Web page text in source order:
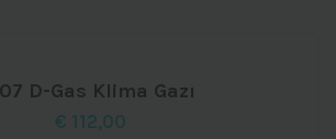
D-Gas Klima Gazı
€ 112,00